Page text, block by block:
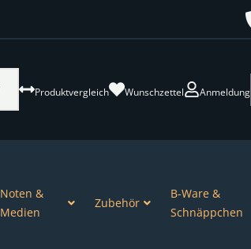
Produktvergleich Wunschzettel Anmeldung
Noten &
Medien
Zubehör
B-Ware &
Schnäppchen